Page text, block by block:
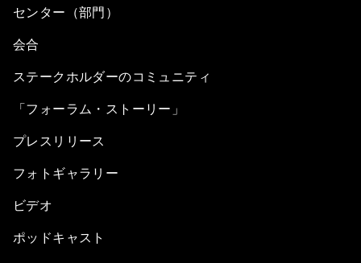
センター（部門）
会合
ステークホルダーのコミュニティ
「フォーラム・ストーリー」
プレスリリース
フォトギャラリー
ビデオ
ポッドキャスト